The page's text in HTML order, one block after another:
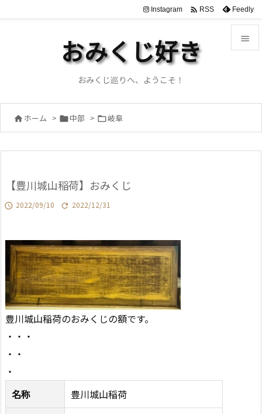

サイド
Instagram  RSS Feedly
おみくじ好き
おみくじ巡りへ、ようこそ！
 ホーム > 中部 > 岐阜
【豊川城山稲荷】おみくじ
 2022/09/10  2022/12/31
豊川城山稲荷のおみくじの額です。
・・・
・・
・
名称
豊川城山稲荷